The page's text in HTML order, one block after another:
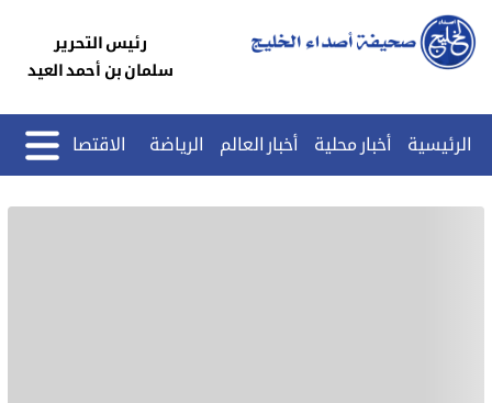
رئيس التحرير
سلمان بن أحمد العيد
الرئيسية أخبار محلية أخبار العالم الرياضة الاقتصاد